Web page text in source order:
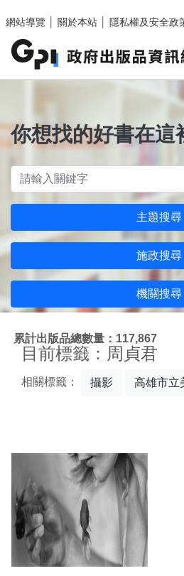
網站導覽
關於本站 隱私權及安全政
你想找的好書在這
主題搜尋
施政搜尋
機關搜尋
累計出版品總數量：117,867
目前標籤：周貞君
相關標籤： 攝影 高雄市立